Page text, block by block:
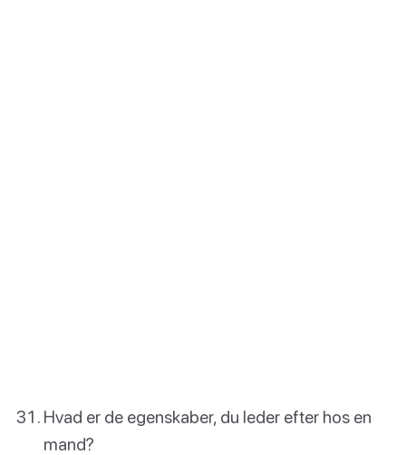
Hvad er de egenskaber, du leder efter hos en
mand?